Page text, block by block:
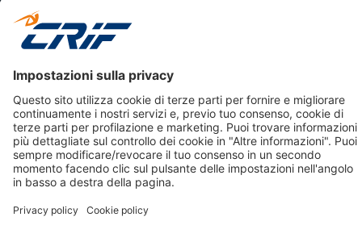
CRIF Business Ethics
Accessibilità
Informativa Privacy Relativa Al Sistema Di Informazioni
© 2026 CRIF S.p.A. Tutti i diritti riservati.
Via della Beverara, 21 / 40131 Bologna / Italy Cap. Soc.
sottoscritto € 51.941.235,00 di cui versato € 51.806.190,00 |
R.E.A. n° 410952 | Reg. Impr. Bo, C.F. e P.IVA 02083271201
CRIBIS Holding S.r.l., Società con unico socio